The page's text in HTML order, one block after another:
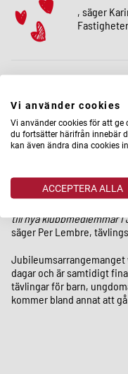
, säger
Fastigheter.
Orientering. Med hjälp
ett antal familjer fått
att delta i
-Orienteringsidrotten är
medlemskarta trots att
enormt positivt på det
till nya klubbmedlemmar
säger Per Lembre,
Jubileumsarrangemanget
dagar och är samtidigt
tävlingar för barn,
kommer bland annat att
Vi använder cookies
Vi använder cookies för att ge
du fortsätter härifrån innebär
kan även ändra dina cookies
ACCEPTERA ALLA